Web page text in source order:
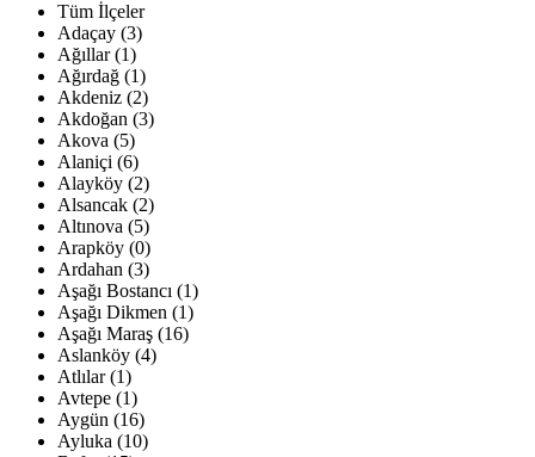
Tüm İlçeler
Adaçay (3)
Ağıllar (1)
Ağırdağ (1)
Akdeniz (2)
Akdoğan (3)
Akova (5)
Alaniçi (6)
Alayköy (2)
Alsancak (2)
Altınova (5)
Arapköy (0)
Ardahan (3)
Aşağı Bostancı (1)
Aşağı Dikmen (1)
Aşağı Maraş (16)
Aslanköy (4)
Atlılar (1)
Avtepe (1)
Aygün (16)
Ayluka (10)